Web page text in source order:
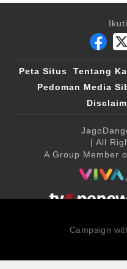
Peta Situs Tentang
Pedoman Media
| All
A Group Member